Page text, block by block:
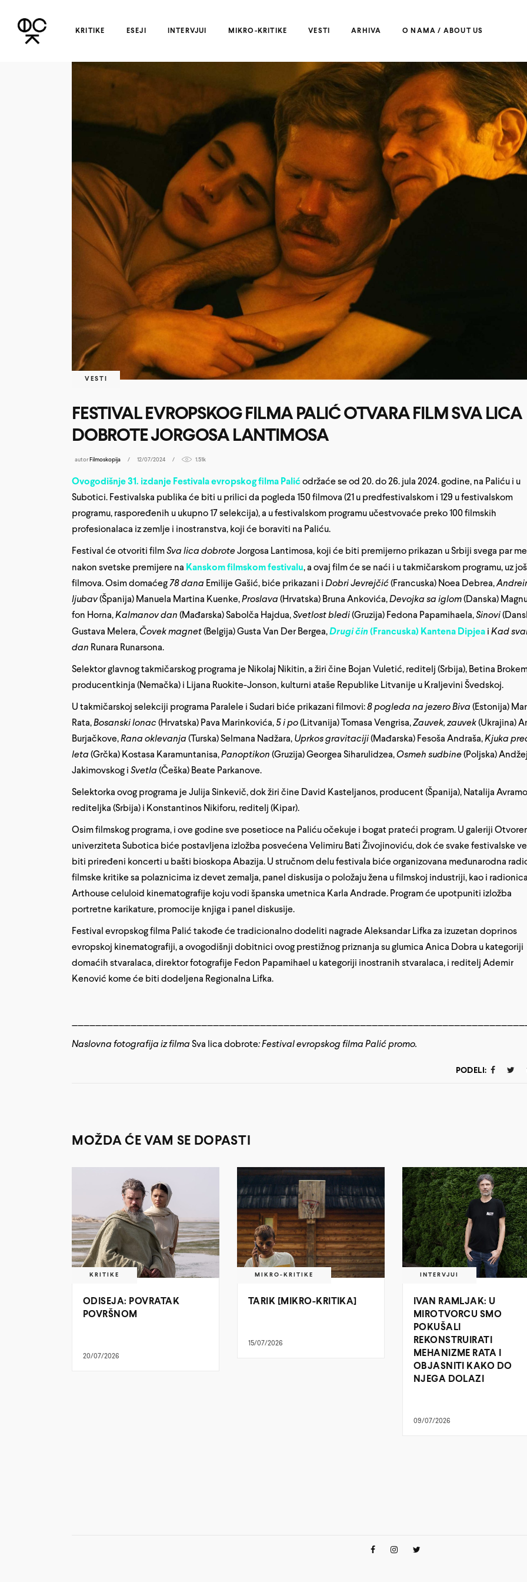
KRITIKE ESEJI INTERVJUI MIKRO-KRITIKE VESTI ARHIVA O NAMA / ABOUT US
VESTI
FESTIVAL EVROPSKOG FILMA PALIĆ OTVARA FILM SVA LICA
DOBROTE JORGOSA LANTIMOSA
autor Filmoskopija 12/07/2024 1.51k
Ovogodišnje 31. izdanje Festivala evropskog filma Palić održaće se od 20. do 26. jula 2024. godine, na Paliću i u
Subotici. Festivalska publika će biti u prilici da pogleda 150 filmova (21 u predfestivalskom i 129 u festivalskom
programu, raspoređenih u ukupno 17 selekcija), a u festivalskom programu učestvovaće preko 100 filmskih
profesionalaca iz zemlje i inostranstva, koji će boraviti na Paliću.
Festival će otvoriti filmSva lica dobroteJorgosa Lantimosa, koji će biti premijerno prikazan u Srbiji svega par
nakon svetske premijere na Kanskom filmskom festivalu, a ovaj film će se naći i u takmičarskom programu, uz još
filmova. Osim domaćeg78 dana Emilije Gašić, biće prikazani i Dobri Jevrejčić(Francuska) Noea Debrea,
ljubav(Španija) Manuela Martina Kuenke,Proslava (Hrvatska) Bruna Ankovića,Devojka sa iglom(Danska)
fon Horna,Kalmanov dan (Mađarska) Sabolča Hajdua,Svetlost bledi(Gruzija) Fedona Papamihaela,Sinovi
Gustava Melera,Čovek magnet(Belgija) Gusta Van Der Bergea, Drugi čin (Francuska) Kantena Dipjea i Kad
dan Runara Runarsona.
Selektor glavnog takmičarskog programa je Nikolaj Nikitin, a žiri čine Bojan Vuletić, reditelj (Srbija), Betina
producentkinja (Nemačka) i Lijana Ruokite-Jonson, kulturni ataše Republike Litvanije u Kraljevini Švedskoj.
U takmičarskoj selekciji programa Paralele i Sudari biće prikazani filmovi:8 pogleda na jezero Biva (Estonija)
Rata,Bosanski lonac(Hrvatska) Pava Marinkovića, 5 i po(Litvanija) Tomasa Vengrisa,Zauvek, zauvek(Ukrajina)
Burjačkove,Rana oklevanja (Turska) Selmana Nadžara, Uprkos gravitaciji(Mađarska) Fesoša Andraša,Kjuka
leta (Grčka) Kostasa Karamuntanisa,Panoptikon (Gruzija) Georgea Siharulidzea,Osmeh sudbine(Poljska)
Jakimovskog i Svetla (Češka) Beate Parkanove.
Selektorka ovog programa je Julija Sinkevič, dok žiri čine David Kasteljanos, producent (Španija), Natalija
rediteljka (Srbija) i Konstantinos Nikiforu, reditelj (Kipar).
Osim filmskog programa, i ove godine sve posetioce na Paliću očekuje i bogat prateći program. U galeriji
univerziteta Subotica biće postavljena izložba posvećena Velimiru Bati Živojinoviću, dok će svake festivalske
biti priređeni koncerti u bašti bioskopa Abazija. U stručnom delu festivala biće organizovana međunarodna
filmske kritike sa polaznicima iz devet zemalja, panel diskusija o položaju žena u filmskoj industriji, kao i radionica
Arthouse celuloid kinematografije koju vodi španska umetnica Karla Andrade. Program će upotpuniti izložba
portretne karikature, promocije knjiga i panel diskusije.
Festival evropskog filma Palić takođe će tradicionalno dodeliti nagrade Aleksandar Lifka za izuzetan doprinos
evropskoj kinematografiji, a ovogodišnji dobitnici ovog prestižnog priznanja su glumica Anica Dobra u kategoriji
domaćih stvaralaca, direktor fotografije Fedon Papamihael u kategoriji inostranih stvaralaca, i reditelj Ademir
Kenović kome će biti dodeljena Regionalna Lifka.
Naslovna fotografija iz filma Sva lica dobrote: Festival evropskog filma Palić promo.
PODELI:
MOŽDA ĆE VAM SE DOPASTI
KRITIKE
ODISEJA: POVRATAK
POVRŠNOM
20/07/2026
MIKRO-KRITIKE
TARIK [MIKRO-KRITIKA]
15/07/2026
INTERVJUI
IVAN RAMLJAK: U
MIROTVORCU SMO
POKUŠALI
REKONSTRUIRATI
MEHANIZME RATA I
OBJASNITI KAKO DO
NJEGA DOLAZI
09/07/2026